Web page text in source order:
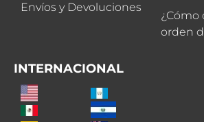
Envíos y Devoluciones
¿Cómo
orden
INTERNACIONAL